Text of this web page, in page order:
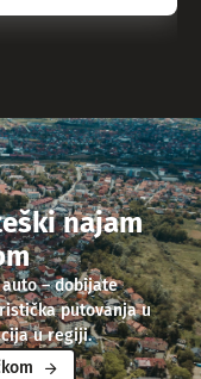
najam
– dobijate
putovanja u
u regiji.